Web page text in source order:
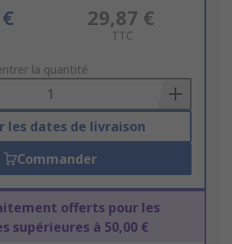
29,87 €
TTC
la quantité
les dates de livraison
Commander
offerts pour les
supérieures à 50,00 €